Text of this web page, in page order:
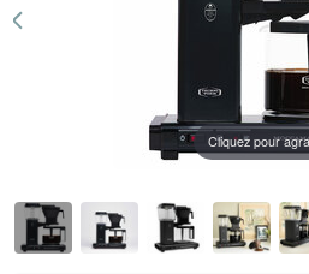
Cliquez pour